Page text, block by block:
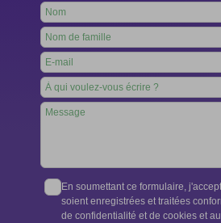
Leave
this
field
blank
En soumettant ce formulaire,
soient enregistrées et traitées
de confidentialité et de cookies et